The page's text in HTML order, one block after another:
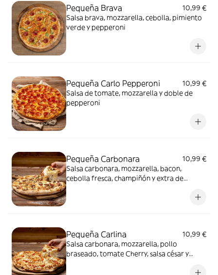
Pequeña Brava
10,99 €
Salsa brava, mozzarella, cebolla, pimiento
verde y pepperoni
Pequeña Carlo Pepperoni
10,99 €
Salsa de tomate, mozzarella y doble de
pepperoni
Pequeña Carbonara
10,99 €
Salsa carbonara, mozzarella, bacon,
cebolla fresca, champiñón y extra de
Pequeña Carlina
10,99 €
Salsa carbonara, mozzarella, pollo
braseado, tomate Cherry, salsa césar y